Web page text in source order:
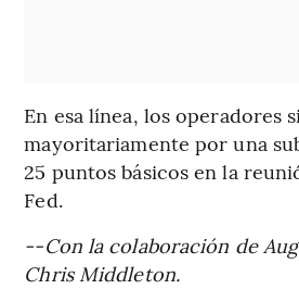
En esa línea, los operadores
mayoritariamente por una
25 puntos básicos en la
Fed.
--Con la colaboración de
Chris Middleton.